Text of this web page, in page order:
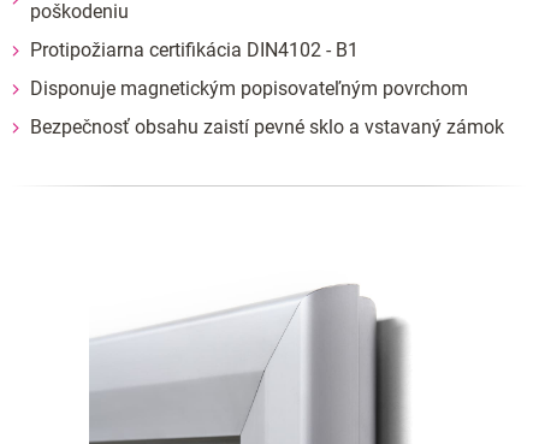
poškodeniu
Protipožiarna certifikácia DIN4102 - B1
Disponuje magnetickým popisovateľným povrchom
Bezpečnosť obsahu zaistí pevné sklo a vstavaný zámok